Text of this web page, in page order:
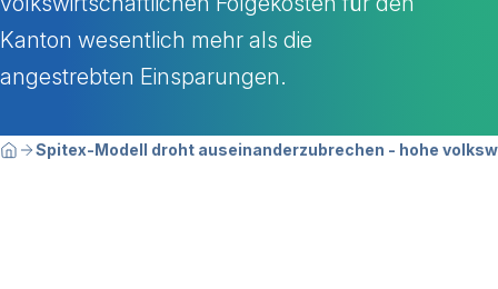
Kanton wesentlich mehr als die
angestrebten Einsparungen.
Breadcrumbnavigation
Sie befinden sich hier:
HomeSpitex-Modell droht auseinanderzubrechen - hohe